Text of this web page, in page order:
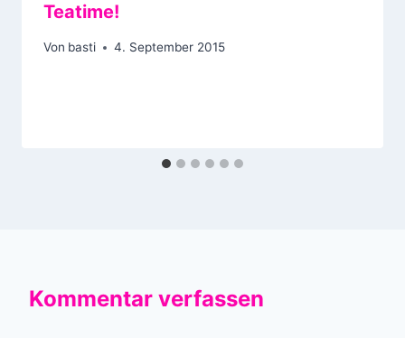
Teatime!
Von basti 4. September 2015
Kommentar verfassen